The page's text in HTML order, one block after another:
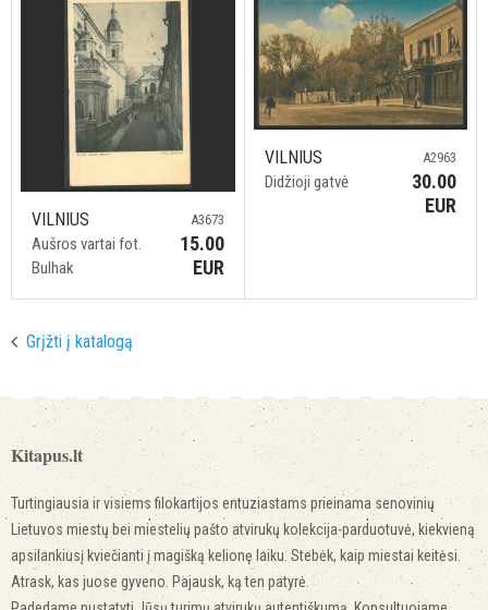
VILNIUS
Aušros vartai fot.
Bulhak
A3673
15.00
EUR
VILNIUS
Didžioji gatvė
A2963
30.00
EUR
Grįžti į katalogą
Kitapus.lt
Turtingiausia ir visiems filokartijos entuziastams prieinama senovinių
Lietuvos miestų bei miestelių pašto atvirukų kolekcija-parduotuvė, kiekvieną
apsilankiusį kviečianti į magišką kelionę laiku. Stebėk, kaip miestai keitėsi.
Atrask, kas juose gyveno. Pajausk, ką ten patyrė.